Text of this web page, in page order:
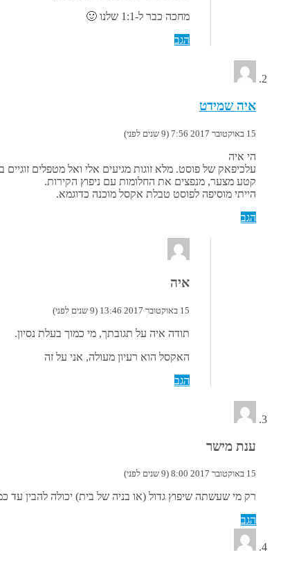
מחכה כבר ל-1:1 שלנו 🙂
הגב
איה שמידט
15 באוקטובר 2017 7:56 (9 שנים לפני)
הי איה
עלכיפאק של פוסט. מלא זוגות מגיעים אלי ואל מטפלים
קטע מצער, מנפצים את החלומות עם ניפוץ הקירות.
הייתי מוסיפה לפוסט טבלת אקסל מוכנה כדוגמא.
הגב
איה
15 באוקטובר 2017 13:46 (9 שנים לפני)
תודה איה על תגובתך, מי כמוך בעלת נסיון.
האקסל הוא רעיון מעולה, אני על זה
הגב
ענת מישר
15 באוקטובר 2017 8:00 (9 שנים לפני)
רק מי שעשתה שיפוץ גדול (או בניה של בית) יכולה להבין
הגב